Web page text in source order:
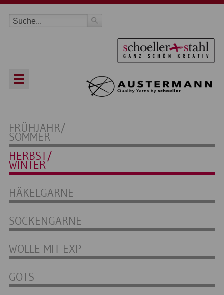
FRÜHJAHR/
SOMMER
HERBST/
WINTER
HÄKELGARNE
SOCKENGARNE
WOLLE MIT EXP
GOTS